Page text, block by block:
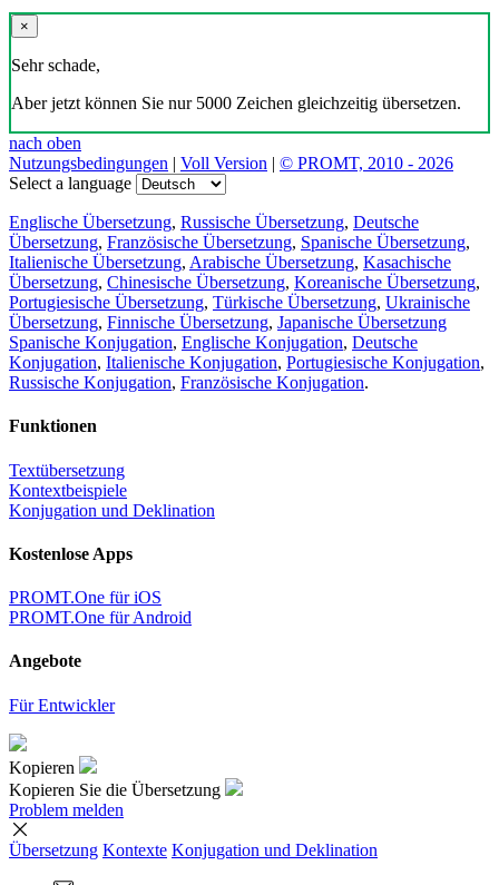
×
Sehr schade,
Aber jetzt können Sie nur 5000 Zeichen gleichzeitig übersetzen.
nach oben
Nutzungsbedingungen | Voll Version | © PROMT, 2010 - 2026
Select a language
Englische Übersetzung, Russische Übersetzung, Deutsche
Übersetzung, Französische Übersetzung, Spanische Übersetzung,
Italienische Übersetzung, Arabische Übersetzung, Kasachische
Übersetzung, Chinesische Übersetzung, Koreanische Übersetzung,
Portugiesische Übersetzung, Türkische Übersetzung, Ukrainische
Übersetzung, Finnische Übersetzung, Japanische Übersetzung
Spanische Konjugation, Englische Konjugation, Deutsche
Konjugation, Italienische Konjugation, Portugiesische Konjugation,
Russische Konjugation, Französische Konjugation.
Funktionen
Textübersetzung
Kontextbeispiele
Konjugation und Deklination
Kostenlose Apps
PROMT.One für iOS
PROMT.One für Android
Angebote
Für Entwickler
Kopieren
Kopieren Sie die Übersetzung
Problem melden
Übersetzung Kontexte Konjugation und Deklination